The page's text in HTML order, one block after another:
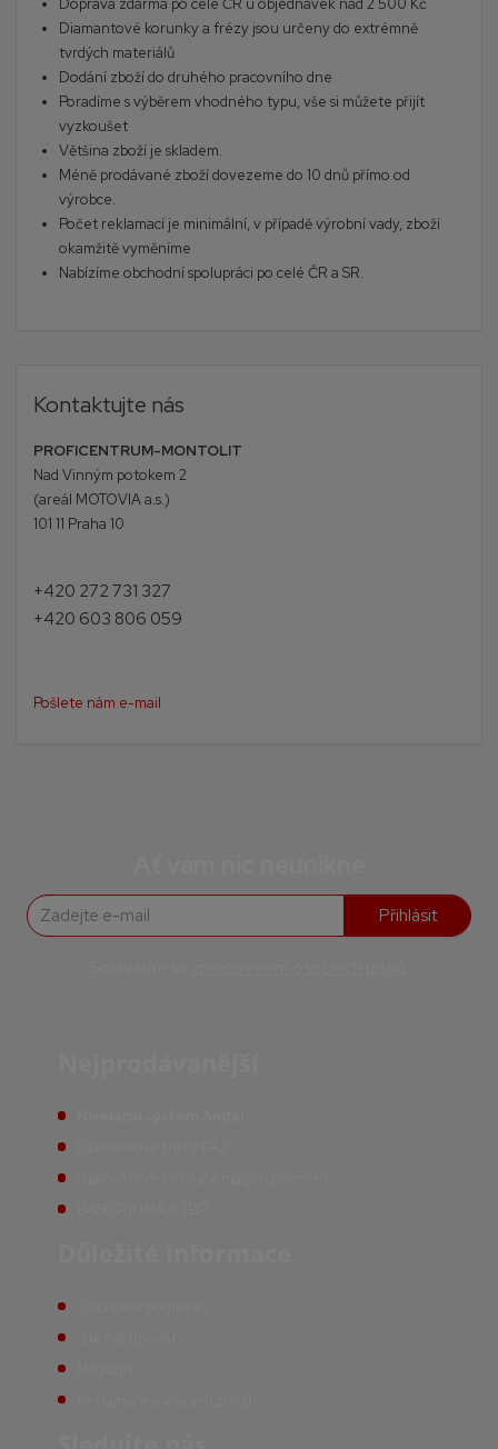
Doprava zdarma po celé ČR u objednávek nad 2 500 Kč
Diamantové korunky a frézy jsou určeny do extrémně
tvrdých materiálů
Dodání zboží do druhého pracovního dne
Poradíme s výběrem vhodného typu, vše si můžete přijít
vyzkoušet
Většina zboží je skladem.
Méně prodávané zboží dovezeme do 10 dnů přímo od
výrobce.
Počet reklamací je minimální, v případě výrobní vady, zboží
okamžitě vyměníme
Nabízíme obchodní spolupráci po celé ČR a SR.
Kontaktujte nás
PROFICENTRUM-MONTOLIT
Nad Vinným potokem 2
(areál MOTOVIA a.s.)
101 11 Praha 10
+420 272 731 327
+420 603 806 059
Pošlete nám e-mail
Přihlásit